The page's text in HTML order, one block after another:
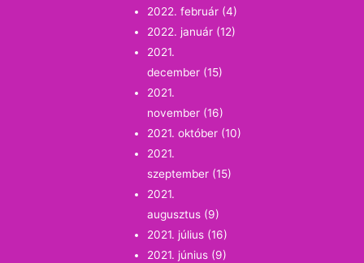
2022. február (4)
2022. január (12)
2021.
december (15)
2021.
november (16)
2021. október (10)
2021.
szeptember (15)
2021.
augusztus (9)
2021. július (16)
2021. június (9)